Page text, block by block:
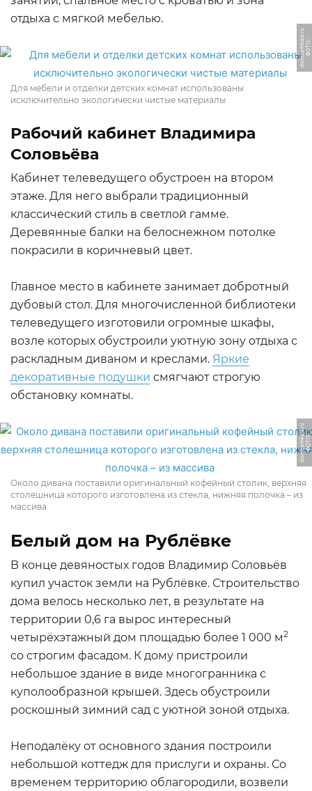
отдыха с мягкой мебелью.
Ф
О
Т
О:
d
o
m
z
a
m
k
a
d.
r
u
Для мебели и отделки детских комнат использованы
исключительно экологически чистые материалы
Рабочий кабинет Владимира
Соловьёва
Кабинет телеведущего обустроен на втором
этаже. Для него выбрали традиционный
классический стиль в светлой гамме.
Деревянные балки на белоснежном потолке
покрасили в коричневый цвет.
Главное место в кабинете занимает добротный
дубовый стол. Для многочисленной библиотеки
телеведущего изготовили огромные шкафы,
возле которых обустроили уютную зону отдыха с
раскладным диваном и креслами. Яркие
декоративные подушки смягчают строгую
обстановку комнаты.
Ф
О
Т
О:
d
o
m
z
a
m
k
a
d.
r
u
Около дивана поставили оригинальный кофейный столик, верхняя
столешница которого изготовлена из стекла, нижняя полочка – из
массива
Белый дом на Рублёвке
В конце девяностых годов Владимир Соловьёв
купил участок земли на Рублёвке. Строительство
дома велось несколько лет, в результате на
территории 0,6 га вырос интересный
четырёхэтажный дом площадью более 1 000 м2
со строгим фасадом. К дому пристроили
небольшое здание в виде многогранника с
куполообразной крышей. Здесь обустроили
роскошный зимний сад с уютной зоной отдыха.
Неподалёку от основного здания построили
небольшой коттедж для прислуги и охраны. Со
временем территорию облагородили, возвели